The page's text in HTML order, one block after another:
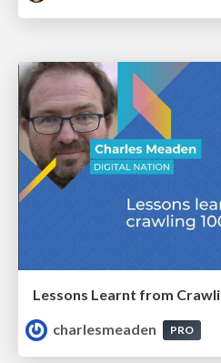
Lessons Learnt from
charlesmeaden
PRO